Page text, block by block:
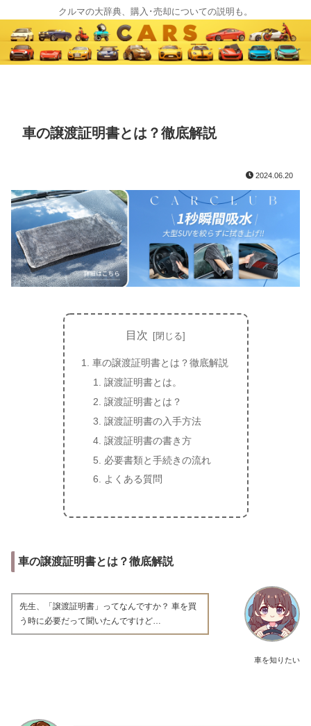
クルマの大辞典、購入･売却についての説明も。
車の譲渡証明書とは？徹底解説
2024.06.20
目次
車の譲渡証明書とは？徹底解説
譲渡証明書とは。
譲渡証明書とは？
譲渡証明書の入手方法
譲渡証明書の書き方
必要書類と手続きの流れ
よくある質問
車の譲渡証明書とは？徹底解説
車を知りたい
先生、「譲渡証明書」ってなんですか？ 車を買
う時に必要だって聞いたんですけど…